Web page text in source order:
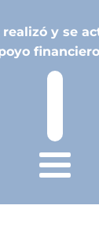
y se